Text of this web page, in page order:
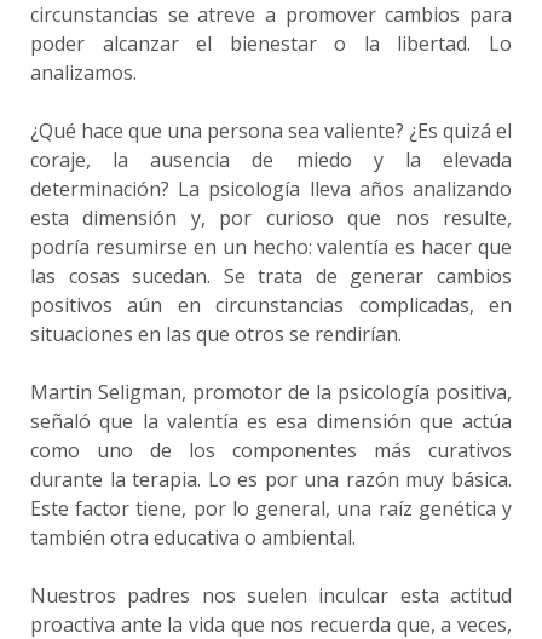
circunstancias se atreve a promover cambios para
poder alcanzar el bienestar o la libertad. Lo
analizamos.
¿Qué hace que una persona sea valiente? ¿Es quizá el
coraje, la ausencia de miedo y la elevada
determinación? La psicología lleva años analizando
esta dimensión y, por curioso que nos resulte,
podría resumirse en un hecho: valentía es hacer que
las cosas sucedan. Se trata de generar cambios
positivos aún en circunstancias complicadas, en
situaciones en las que otros se rendirían.
Martin Seligman, promotor de la psicología positiva,
señaló que la valentía es esa dimensión que actúa
como uno de los componentes más curativos
durante la terapia. Lo es por una razón muy básica.
Este factor tiene, por lo general, una raíz genética y
también otra educativa o ambiental.
Nuestros padres nos suelen inculcar esta actitud
proactiva ante la vida que nos recuerda que, a veces,